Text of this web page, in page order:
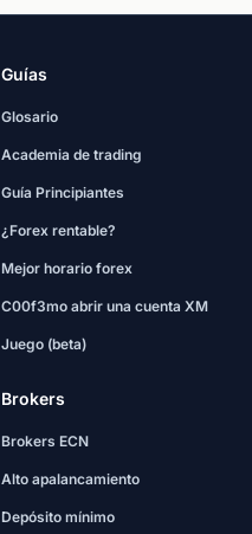
Guías
Glosario
Academia de trading
Guía Principiantes
¿Forex rentable?
Mejor horario forex
C00f3mo abrir una cuenta XM
Juego (beta)
Brokers
Brokers ECN
Alto apalancamiento
Depósito mínimo